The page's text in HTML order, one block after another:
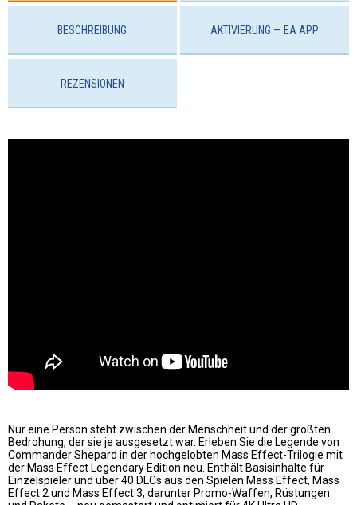
BESCHREIBUNG AKTIVIERUNG — EA APP
REZENSIONEN
Nur eine Person steht zwischen der Menschheit und der größten
Bedrohung, der sie je ausgesetzt war. Erleben Sie die Legende von
Commander Shepard in der hochgelobten Mass Effect-Trilogie mit
der Mass Effect Legendary Edition neu. Enthält Basisinhalte für
Einzelspieler und über 40 DLCs aus den Spielen Mass Effect, Mass
Effect 2 und Mass Effect 3, darunter Promo-Waffen, Rüstungen